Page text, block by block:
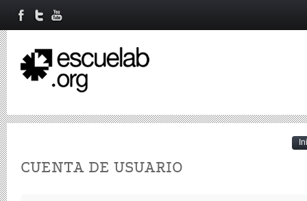
CUENTA DE USUARIO